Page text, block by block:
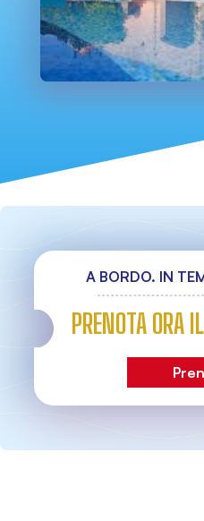
A BORDO. IN
PRENOTA ORA